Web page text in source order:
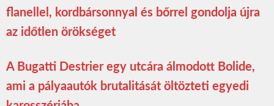
flanellel, kordbársonnyal és bőrrel gondolja újra
az időtlen örökséget
A Bugatti Destrier egy utcára álmodott Bolide,
ami a pályaautók brutalitását öltözteti egyedi